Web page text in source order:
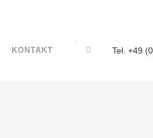
Tel. +49
KONTAKT